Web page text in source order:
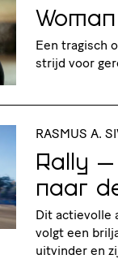
Een tragisch
strijd voor
Rally
naar
RASMUS A.
Dit actievolle
volgt een
uitvinder en